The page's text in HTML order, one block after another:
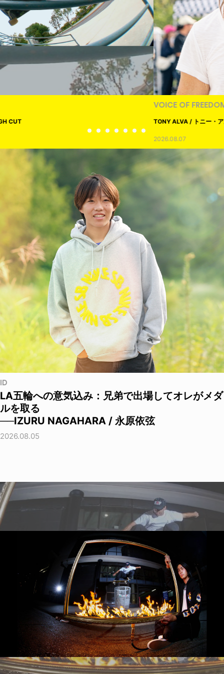
TONY ALVA / トニー・アルヴァ
ID
LA五輪への意気込み：兄弟で出場してオレがメダ
ルを取る
──IZURU NAGAHARA / 永原依弦
2026.08.05